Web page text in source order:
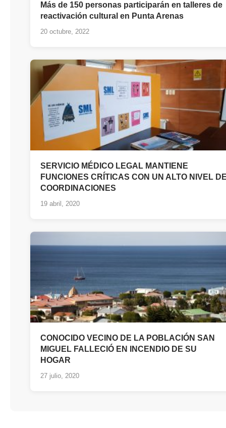
Más de 150 personas participarán en talleres de
reactivación cultural en Punta Arenas
20 octubre, 2022
SERVICIO MÉDICO LEGAL MANTIENE
FUNCIONES CRÍTICAS CON UN ALTO NIVEL
COORDINACIONES
19 abril, 2020
CONOCIDO VECINO DE LA POBLACIÓN SAN
MIGUEL FALLECIÓ EN INCENDIO DE SU
HOGAR
27 julio, 2020